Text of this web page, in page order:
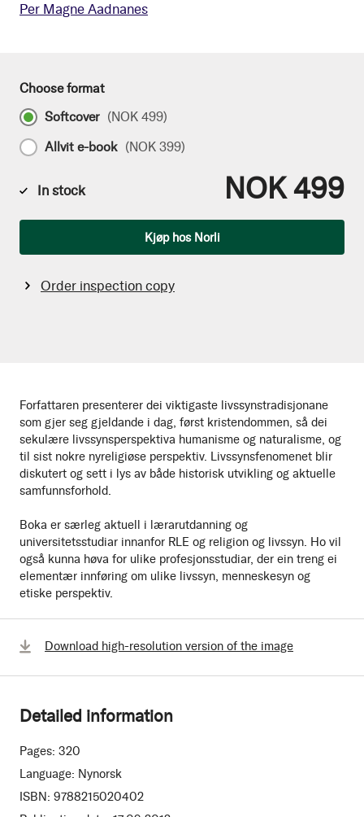
Per Magne Aadnanes
Forfattaren presenterer dei viktigaste livssynstradisjonane
som gjer seg gjeldande i dag, først kristendommen, så dei
sekulære livssynsperspektiva humanisme og naturalisme, og
til sist nokre nyreligiøse perspektiv. Livssynsfenomenet blir
diskutert og sett i lys av både historisk utvikling og aktuelle
samfunnsforhold.
Boka er særleg aktuell i lærarutdanning og
universitetsstudiar innanfor RLE og religion og livssyn. Ho vil
også kunna høva for ulike profesjonsstudiar, der ein treng ei
elementær innføring om ulike livssyn, menneskesyn og
etiske perspektiv.
Choose format
Softcover (NOK 499)
Allvit e-book (NOK 399)
In stock NOK 499
Kjøp hos Norli
Order inspection copy
Download high-resolution version of the image
Detailed information
Pages: 320
Language: Nynorsk
ISBN: 9788215020402